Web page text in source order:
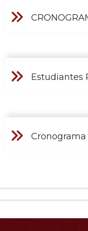
Estudiantes
Cronograma